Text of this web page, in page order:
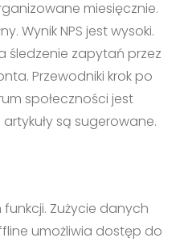
miesięcznie.
Wynik NPS jest wysoki.
śledzenie zapytań przez
Przewodniki krok po
społeczności jest
są sugerowane.
Zużycie danych
umożliwia dostęp do